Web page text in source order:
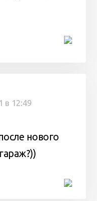
в 12:49
нового